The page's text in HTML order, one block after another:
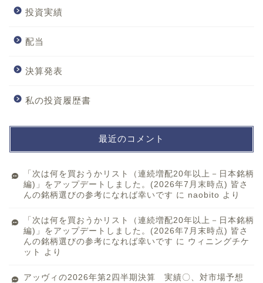
投資実績
配当
決算発表
私の投資履歴書
最近のコメント
「次は何を買おうかリスト（連続増配20年以上－日本銘柄
編)」をアップデートしました。(2026年7月末時点) 皆さ
んの銘柄選びの参考になれば幸いです に naobito より
「次は何を買おうかリスト（連続増配20年以上－日本銘柄
編)」をアップデートしました。(2026年7月末時点) 皆さ
んの銘柄選びの参考になれば幸いです に ウィニングチケ
ット
より
アッヴィの2026年第2四半期決算 実績〇、対市場予想